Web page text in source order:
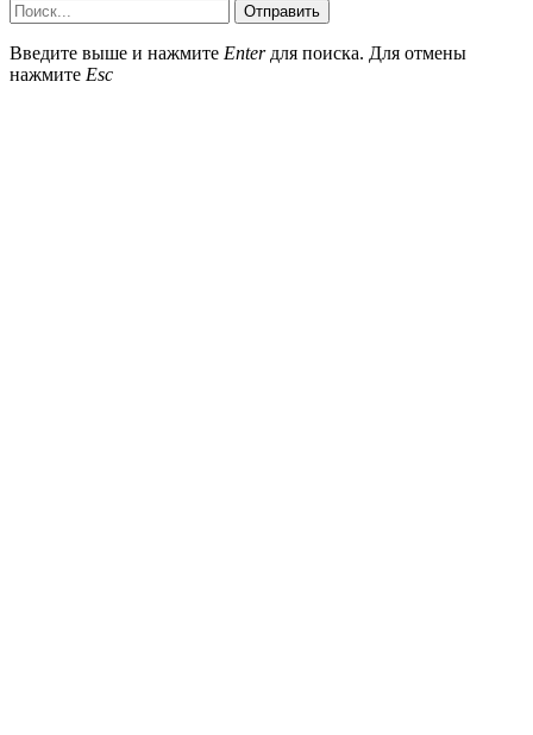
Отправить
Введите выше и нажмите Enterдля поиска. Для отмены
нажмите Esc